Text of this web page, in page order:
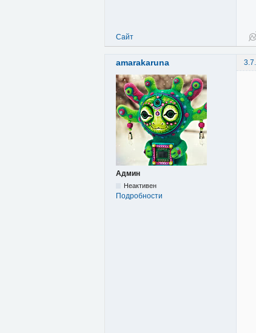
Сайт
amarakaruna
Админ
Неактивен
Подробности